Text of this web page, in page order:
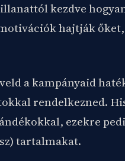
kezdve
hajtják
a kampányaid
rendelkezned.
ezekre
tartalmakat.